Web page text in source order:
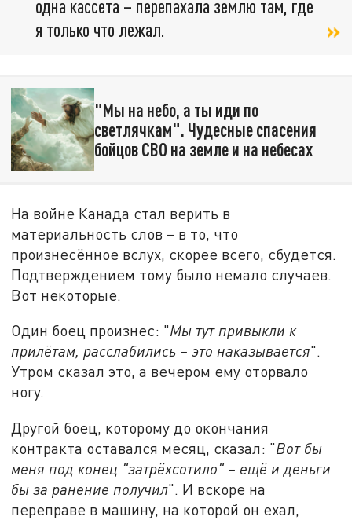
одна кассета – перепахала землю там, где
я только что лежал.
"Мы на небо, а ты иди по
светлячкам". Чудесные спасения
бойцов СВО на земле и на небесах
На войне Канада стал верить в
материальность слов – в то, что
произнесённое вслух, скорее всего, сбудется.
Подтверждением тому было немало случаев.
Вот некоторые.
Один боец произнес: "Мы тут привыкли к
прилётам, расслабились – это наказывается".
Утром сказал это, а вечером ему оторвало
ногу.
Другой боец, которому до окончания
контракта оставался месяц, сказал: "Вот бы
меня под конец "затрёхсотило" – ещё и деньги
бы за ранение получил". И вскоре на
переправе в машину, на которой он ехал,